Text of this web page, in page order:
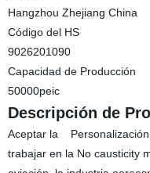
Hangzhou Zhejiang China
Código del HS
9026201090
Capacidad de Producción
50000peic
Descripción de
Aceptar la Personalización
trabajar en la No causticity